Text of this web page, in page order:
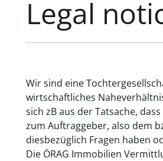
Legal
Wir sind eine
wirtschaftliches
sich zB aus der Tatsache,
zum Auftraggeber, also dem
diesbezüglich Fragen haben
Die ÖRAG Immobilien